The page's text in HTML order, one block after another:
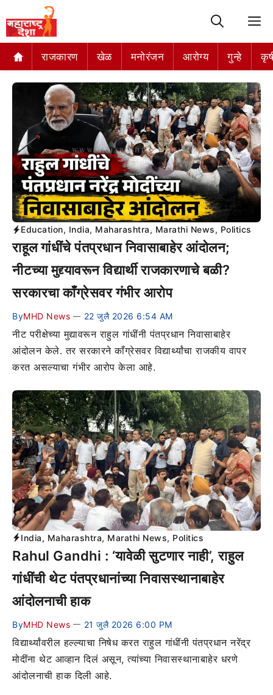
राजकारण खेळ मनोरंजन आरोग्य गुन्हे
Education, India, Maharashtra, Marathi News, Politics
राहूल गांधींचे पंतप्रधान निवासाबाहेर आंदोलन;
नीटच्या मुद्द्यावरून विद्यार्थी राजकारणाचे बळी?
सरकारचा काँग्रेसवर गंभीर आरोप
ByMHD News — 22 जुलै 2026 6:54 AM
नीट परीक्षेच्या मुद्यावरून राहुल गांधींनी पंतप्रधान निवासाबाहेर
आंदोलन केले. तर सरकारने काँग्रेसवर विद्यार्थ्यांचा राजकीय वापर
करत असल्याचा गंभीर आरोप केला आहे.
India, Maharashtra, Marathi News, Politics
Rahul Gandhi : ‘यावेळी सुटणार नाही’, राहुल
गांधींची थेट पंतप्रधानांच्या निवासस्थानाबाहेर
आंदोलनाची हाक
ByMHD News — 21 जुलै 2026 6:00 PM
विद्यार्थ्यांवरील हल्ल्याचा निषेध करत राहुल गांधींनी पंतप्रधान नरेंद्र
मोदींना थेट आव्हान दिलं असून, त्यांच्या निवासस्थानाबाहेर धरणे
आंदोलनाची हाक दिली आहे.